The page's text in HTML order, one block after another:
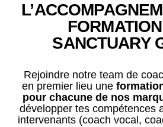
SANCTUARY
Rejoindre notre team de
en premier lieu une
pour chacune de nos
développer tes compétences
intervenants (coach vocal,